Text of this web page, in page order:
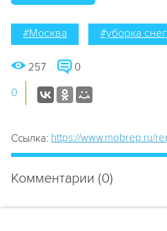
#Москва #уборка
257 0
0
Ссылка: https://www.mobrep.ru/
Комментарии (0)